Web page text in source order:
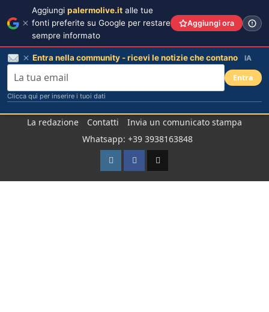
La redazione Contatti
Invia un comunicato stampa
Whatsapp: +39 3938163848
InstagramFacebook
TikTok
Aggiungi palermolive.it alle tue
fonti preferite su Google per restare
sempre informato
Aggiungi ora
Entra nella community - ricevi le notizie che contano IA
Entra
Clicca qui per inserire i tuoi dati